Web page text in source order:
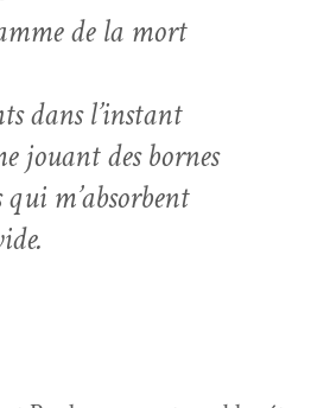
de la mort
dans l’instant
jouant des bornes
qui m’absorbent